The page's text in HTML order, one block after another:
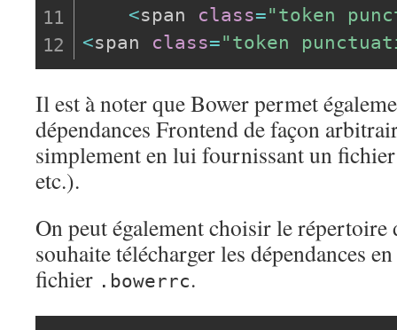
<span class="token
<span class="token
Il est à noter que Bower permet
dépendances Frontend de façon
simplement en lui fournissant un
etc.).
On peut également choisir le répertoire
souhaite télécharger les dépendances
fichier .bowerrc.